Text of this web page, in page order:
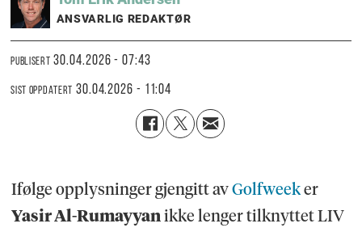
ANSVARLIG REDAKTØR
PUBLISERT 30.04.2026 - 07:43
SIST OPPDATERT 30.04.2026 - 11:04
Ifølge opplysninger gjengitt avGolfweeker
Yasir Al-Rumayyanikke lenger tilknyttet LIV